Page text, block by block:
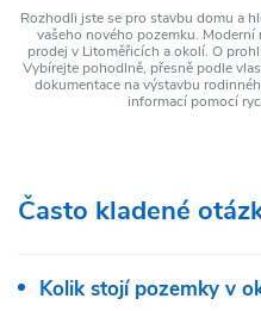
Rozhodli jste se pro stavbu domu a
vašeho nového pozemku.
prodej v Litoměřicích a okolí. O
Vybírejte pohodlně, přesně podle
dokumentace na výstavbu
informací pomocí
Často kladené
Kolik stojí pozemky v